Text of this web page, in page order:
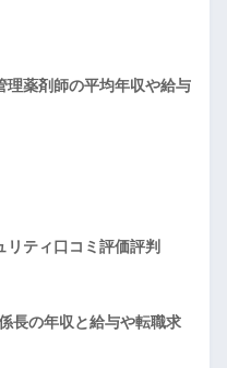
理薬剤師の平均年収や給与
リティ口コミ評価評判
長の年収と給与や転職求